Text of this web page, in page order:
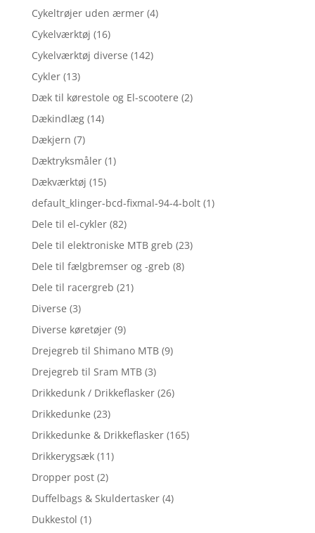
Cykeltrøjer uden ærmer (4)
Cykelværktøj (16)
Cykelværktøj diverse (142)
Cykler (13)
Dæk til kørestole og El-scootere (2)
Dækindlæg (14)
Dækjern (7)
Dæktryksmåler (1)
Dækværktøj (15)
default_klinger-bcd-fixmal-94-4-bolt (1)
Dele til el-cykler (82)
Dele til elektroniske MTB greb (23)
Dele til fælgbremser og -greb (8)
Dele til racergreb (21)
Diverse (3)
Diverse køretøjer (9)
Drejegreb til Shimano MTB (9)
Drejegreb til Sram MTB (3)
Drikkedunk / Drikkeflasker (26)
Drikkedunke (23)
Drikkedunke & Drikkeflasker (165)
Drikkerygsæk (11)
Dropper post (2)
Duffelbags & Skuldertasker (4)
Dukkestol (1)